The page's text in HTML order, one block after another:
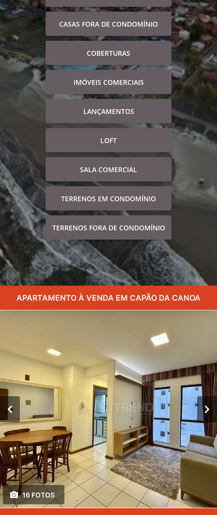
CASAS FORA DE CONDOMÍNIO
COBERTURAS
IMÓVEIS COMERCIAIS
LANÇAMENTOS
LOFT
SALA COMERCIAL
TERRENOS EM CONDOMÍNIO
TERRENOS FORA DE CONDOMÍNIO
APARTAMENTO À VENDA EM CAPÃO DA CANOA
16 FOTOS